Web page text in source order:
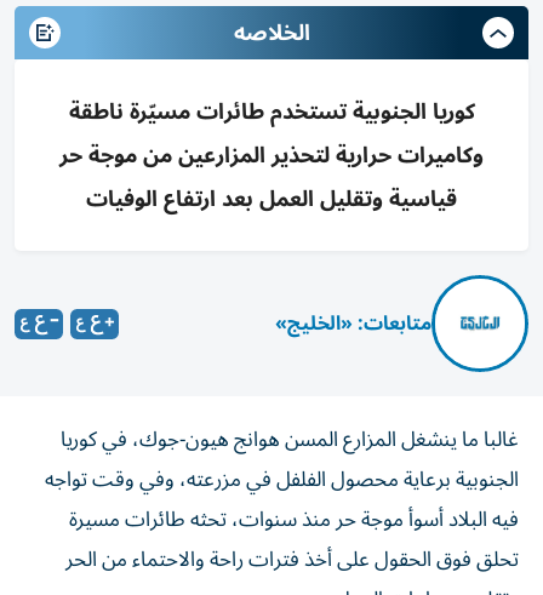
الخلاصه
كوريا الجنوبية تستخدم طائرات مسيّرة ناطقة
وكاميرات حرارية لتحذير المزارعين من موجة حر
قياسية وتقليل العمل بعد ارتفاع الوفيات
متابعات: «الخليج»
غالبا ما ينشغل المزارع المسن هوانج هيون-جوك، في كوريا
الجنوبية برعاية محصول الفلفل ‌في مزرعته، وفي وقت تواجه
فيه البلاد أسوأ ​موجة ⁠حر منذ سنوات، تحثه طائرات مسيرة
‌تحلق فوق الحقول ‌على أخذ فترات راحة والاحتماء من الحر